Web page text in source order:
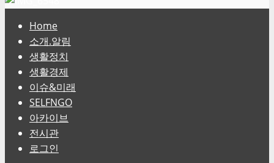
Home
소개.알림
생활정치
생활경제
이슈&미래
SELFNGO
아카이브
전시관
로그인